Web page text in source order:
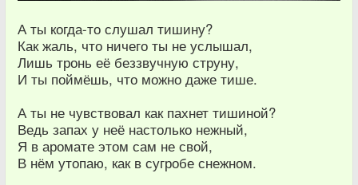
А ты когда-то слушал тишину?
Как жаль, что ничего ты не услышал,
Лишь тронь её беззвучную струну,
И ты поймёшь, что можно даже тише.
А ты не чувствовал как пахнет тишиной?
Ведь запах у неё настолько нежный,
Я в аромате этом сам не свой,
В нём утопаю, как в сугробе снежном.